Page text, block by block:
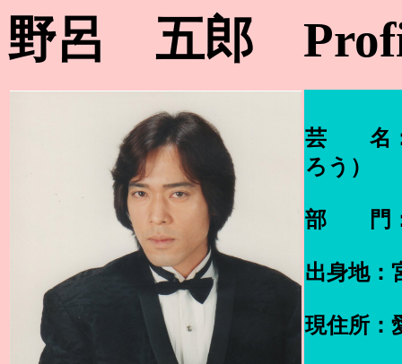
野呂 五郎
芸 名：
ろう）
部 門：
出身地：
現住所：